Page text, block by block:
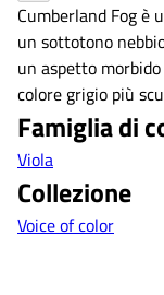
Cumberland Fog è
un sottotono
un aspetto
colore grigio più
Famiglia di
Viola
Collezione
Voice of color